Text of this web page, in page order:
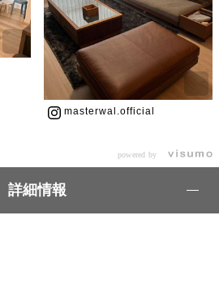
masterwal.official
powered by
詳細情報